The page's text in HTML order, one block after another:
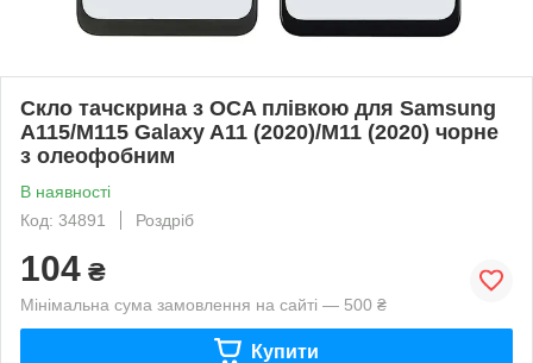
Скло тачскрина з OCA плівкою для Samsung
A115/M115 Galaxy A11 (2020)/M11 (2020) чорне
з олеофобним
В наявності
Код: 34891
Роздріб
104 ₴
Мінімальна сума замовлення на сайті — 500 ₴
Купити